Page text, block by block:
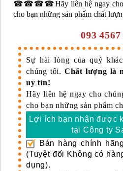
☎☎☎☎Hãy liên hệ ngay cho
cho bạn những sản phẩm
093 4567
Sự hài lòng của quý
chúng tôi. Chất lượng là
uy tín!
Hãy liên hệ ngay cho
cho bạn những sản phẩm
Lợi ích bạn nhận được
tại Công ty
Bán hàng chính
(Tuyệt đối Không có
dụng).